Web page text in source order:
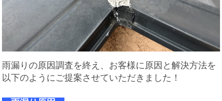
雨漏りの原因調査を終え、お客様に原因と解決方法を
以下のようにご提案させていただきました！